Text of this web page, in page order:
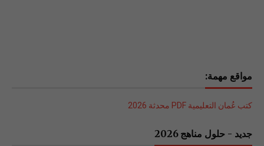
مواقع مهمة:
كتب عُمان التعليمية PDF محدثة 2026
جديد - حلول مناهج 2026